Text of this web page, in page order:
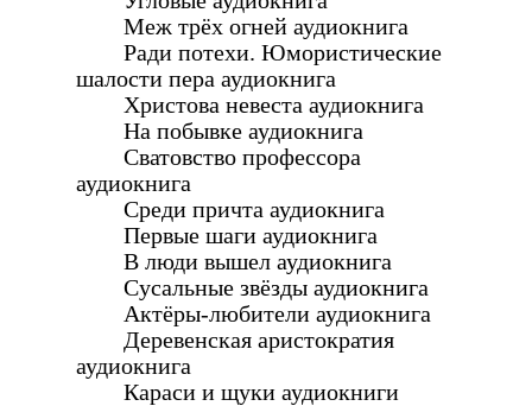
Меж трёх огней аудиокнига
Ради потехи. Юмористические
шалости пера аудиокнига
Христова невеста аудиокнига
На побывке аудиокнига
Сватовство профессора
аудиокнига
Среди причта аудиокнига
Первые шаги аудиокнига
В люди вышел аудиокнига
Сусальные звёзды аудиокнига
Актёры-любители аудиокнига
Деревенская аристократия
аудиокнига
Караси и щуки аудиокниги